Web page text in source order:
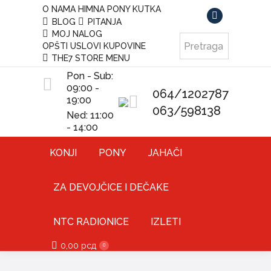
O NAMA HIMNA PONY KUTKA
BLOG
PITANJA
MOJ NALOG
OPŠTI USLOVI KUPOVINE
THE7 STORE MENU
Facebook
opens
window
Pon - Sub:
09:00 -
19:00
Ned: 11:00
- 14:00
064/1202787
063/598138
KONJI PONY JAHAČI
ZA DEVOJČICE I DEČAKE
NTC RADIONICE IZLETI
0,00 рсд 0